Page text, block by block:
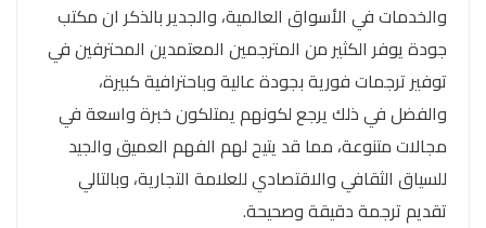
والخدمات في الأسواق العالمية، والجدير بالذكر ان مكتب
جودة يوفر الكثير من المترجمين المعتمدين المحترفين في
توفير ترجمات فورية بجودة عالية وباحترافية كبيرة،
والفضل في ذلك يرجع لكونهم يمتلكون خبرة واسعة في
مجالات متنوعة، مما قد يتيح لهم الفهم العميق والجيد
للسياق الثقافي والاقتصادي للعلامة التجارية، وبالتالي
تقديم ترجمة دقيقة وصحيحة.